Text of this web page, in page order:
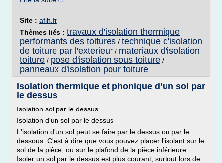
Site : afih.fr
Thèmes liés : travaux d'isolation thermique
performants des toitures / technique d'isolation
de toiture par l'exterieur / materiaux d'isolation
toiture / pose d'isolation sous toiture /
panneaux d'isolation pour toiture
Isolation thermique et phonique d’un sol par
le dessus
Isolation sol par le dessus
Isolation d'un sol par le dessus
L'isolation d'un sol peut se faire par le dessus ou par le
dessous. C'est à dire que vous pouvez placer l'isolant sur le
sol de la pièce, ou sur le plafond de la pièce inférieure.
Isoler un sol par le dessus est plus courant, surtout lors de